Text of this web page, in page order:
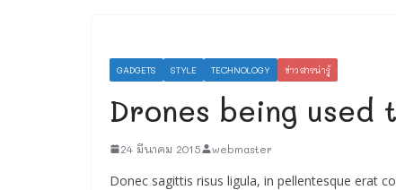
GADGETS STYLE TECHNOLOGY ข่าวสารน่ารู้
Drones being used
24 มีนาคม 2015 webmaster
Donec sagittis risus ligula, in pellentesque erat